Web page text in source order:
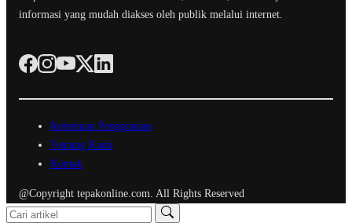
informasi yang mudah diakses oleh publik melalui internet.
Ketentuan Penggunaan
Tentang Kami
Kontak
@Copyright tepakonline.com. All Rights Reserved